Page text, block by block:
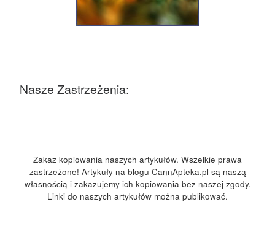
Nasze Zastrzeżenia:
Zakaz kopiowania naszych artykułów. Wszelkie prawa
zastrzeżone! Artykuły na blogu CannApteka.pl są naszą
własnością i zakazujemy ich kopiowania bez naszej zgody.
Linki do naszych artykułów można publikować.